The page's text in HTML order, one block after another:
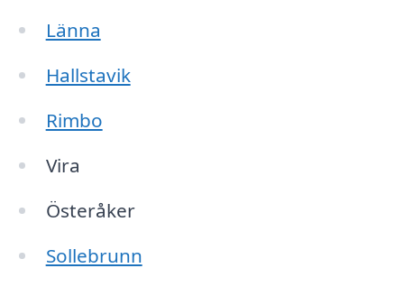
Länna
Hallstavik
Rimbo
Vira
Österåker
Sollebrunn